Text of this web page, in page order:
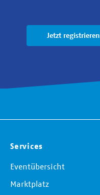
Jetzt registrieren
Services
Eventübersicht
Marktplatz